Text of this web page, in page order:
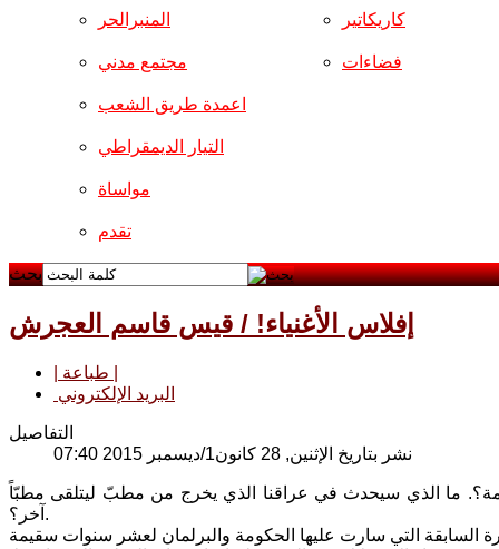
المنبرالحر
مجتمع مدني
كاريكاتير
فضاءات
اعمدة طريق الشعب
التيار الديمقراطي
مواساة
تقدم
بحث
إفلاس الأغنياء! / قيس قاسم العجرش
البريد الإلكتروني
التفاصيل
نشر بتاريخ الإثنين, 28 كانون1/ديسمبر 2015 07:40
ما الذي سيحدث في عراقنا الذي يخرج من مطبّ ليتلقى مطبّاً
آخر؟.